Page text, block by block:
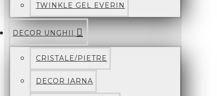
TWINKLE GEL EVERIN
DECOR UNGHII
CRISTALE/PIETRE
DECOR IARNA